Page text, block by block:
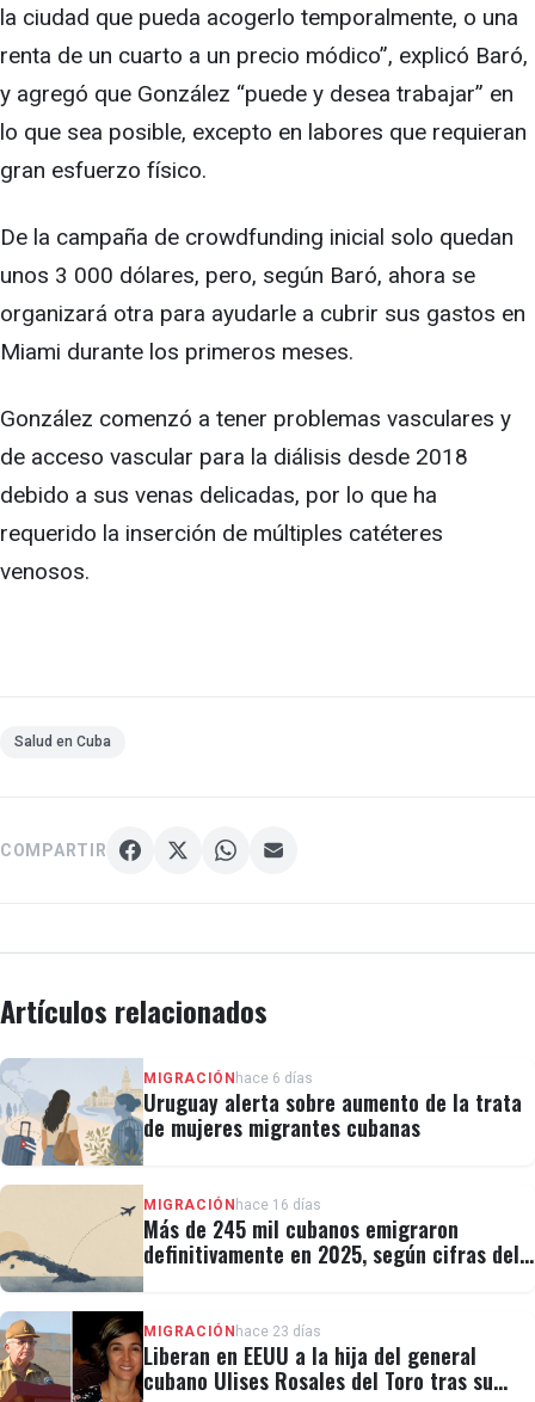
la ciudad que pueda acogerlo temporalmente, o una
renta de un cuarto a un precio módico”, explicó Baró,
y agregó que González “puede y desea trabajar” en
lo que sea posible, excepto en labores que requieran
gran esfuerzo físico.
De la campaña de crowdfunding inicial solo quedan
unos 3 000 dólares, pero, según Baró, ahora se
organizará otra para ayudarle a cubrir sus gastos en
Miami durante los primeros meses.
González comenzó a tener problemas vasculares y
de acceso vascular para la diálisis desde 2018
debido a sus venas delicadas, por lo que ha
requerido la inserción de múltiples catéteres
venosos.
Salud en Cuba
COMPARTIR
Artículos relacionados
MIGRACIÓN hace 6 días
Uruguay alerta sobre aumento de la trata
de mujeres migrantes cubanas
MIGRACIÓN hace 16 días
Más de 245 mil cubanos emigraron
definitivamente en 2025, según cifras del
MIGRACIÓN hace 23 días
Liberan en EEUU a la hija del general
cubano Ulises Rosales del Toro tras su